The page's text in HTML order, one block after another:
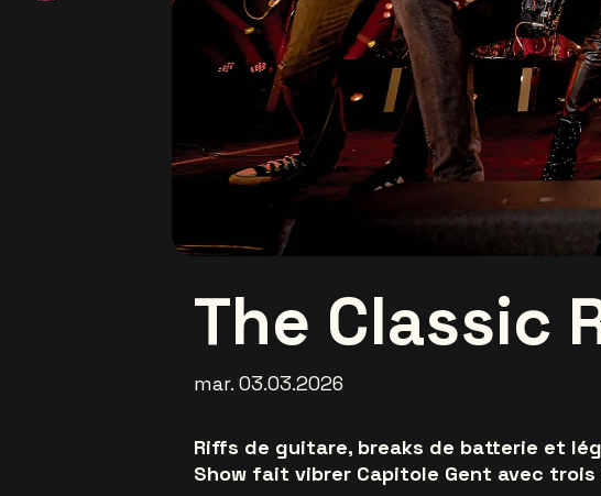
The Classic
mar. 03.03.2026
Riffs de guitare, breaks de batterie et
Show fait vibrer Capitole Gent avec